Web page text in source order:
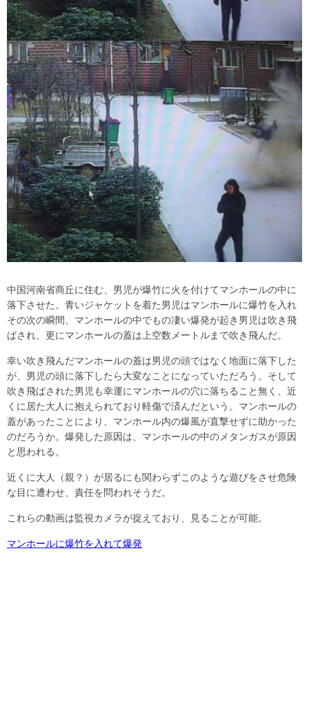
中国河南省商丘に住む、男児が爆竹に火を付けてマンホールの中に
落下させた。青いジャケットを着た男児はマンホールに爆竹を入れ
その次の瞬間、マンホールの中でもの凄い爆発が起き男児は吹き飛
ばされ、更にマンホールの蓋は上空数メートルまで吹き飛んだ。
幸い吹き飛んだマンホールの蓋は男児の頭ではなく地面に落下した
が、男児の頭に落下したら大変なことになっていただろう。そして
吹き飛ばされた男児も幸運にマンホールの穴に落ちること無く、近
くに居た大人に抱えられており軽傷で済んだという。マンホールの
蓋があったことにより、マンホール内の爆風が直撃せずに助かった
のだろうか。爆発した原因は、マンホールの中のメタンガスが原因
と思われる。
近くに大人（親？）が居るにも関わらずこのような遊びをさせ危険
な目に遭わせ、責任を問われそうだ。
これらの動画は監視カメラが捉えており、見ることが可能。
マンホールに爆竹を入れて爆発